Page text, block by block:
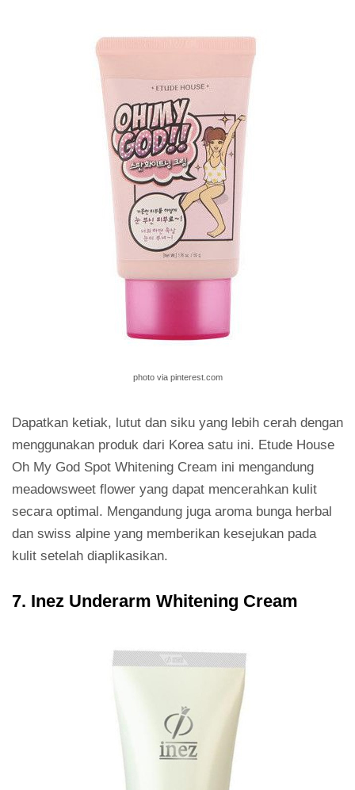
photo via pinterest.com
Dapatkan ketiak, lutut dan siku yang lebih cerah dengan
menggunakan produk dari Korea satu ini. Etude House
Oh My God Spot Whitening Cream ini mengandung
meadowsweet flower yang dapat mencerahkan kulit
secara optimal. Mengandung juga aroma bunga herbal
dan swiss alpine yang memberikan kesejukan pada
kulit setelah diaplikasikan.
7. Inez Underarm Whitening Cream